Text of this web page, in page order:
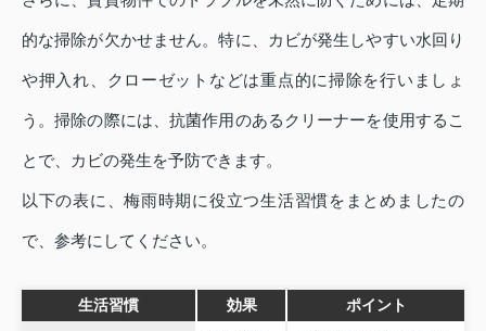
的な掃除が欠かせません。特に、カビが発生しやすい水回り
や押入れ、クローゼットなどは重点的に掃除を行いましょ
う。掃除の際には、抗菌作用のあるクリーナーを使用するこ
とで、カビの発生を予防できます。
以下の表に、梅雨時期に役立つ生活習慣をまとめましたの
で、参考にしてください。
生活習慣 効果 ポイント